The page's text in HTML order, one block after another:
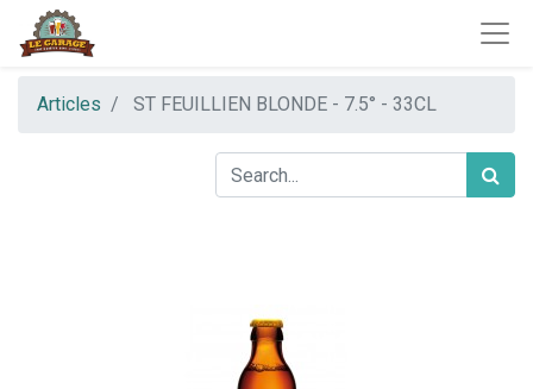
Articles ST FEUILLIEN BLONDE - 7.5° - 33CL